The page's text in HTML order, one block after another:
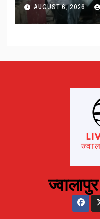
AUGUST 6, 2026